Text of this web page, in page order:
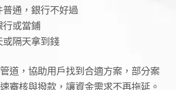
普通，銀行不好過
行或當鋪
或隔天拿到錢
道，協助用戶找到合適方案，部分案
審核與撥款，讓資金需求不再拖延。